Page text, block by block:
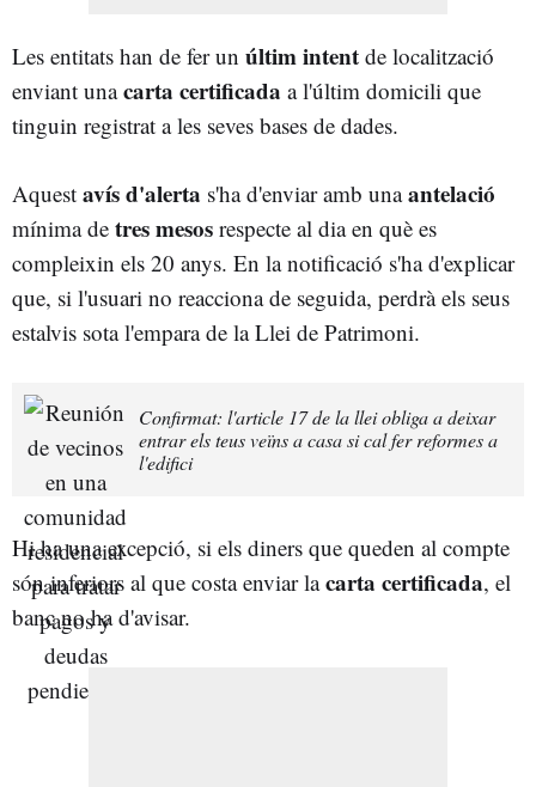
Les entitats han de fer un últim intent de localització
enviant unacarta certificada a l'últim domicili que
tinguin registrat a les seves bases de dades.
Aquest avís d'alerta s'ha d'enviar amb unaantelació
mínima de tres mesos respecte al dia en què es
compleixin els 20 anys. En la notificació s'ha d'explicar
que, si l'usuari no reacciona de seguida, perdrà els seus
estalvis sota l'empara de la Llei de Patrimoni.
Confirmat: l'article 17 de la llei obliga a deixar
entrar els teus veïns a casa si cal fer reformes a
l'edifici
Hi ha una excepció, si els diners que queden al compte
són inferiors al que costa enviar lacarta certificada, el
banc no ha d'avisar.